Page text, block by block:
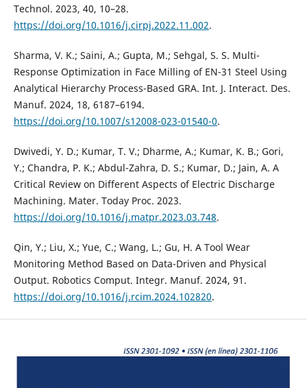
Technol. 2023, 40, 10–28.
https://doi.org/10.1016/j.cirpj.2022.11.002.
Sharma, V. K.; Saini, A.; Gupta, M.; Sehgal, S. S. Multi-
Response Optimization in Face Milling of EN-31 Steel Using
Analytical Hierarchy Process-Based GRA. Int. J. Interact. Des.
Manuf. 2024, 18, 6187–6194.
https://doi.org/10.1007/s12008-023-01540-0.
Dwivedi, Y. D.; Kumar, T. V.; Dharme, A.; Kumar, K. B.; Gori,
Y.; Chandra, P. K.; Abdul-Zahra, D. S.; Kumar, D.; Jain, A. A
Critical Review on Different Aspects of Electric Discharge
Machining. Mater. Today Proc. 2023.
https://doi.org/10.1016/j.matpr.2023.03.748.
Qin, Y.; Liu, X.; Yue, C.; Wang, L.; Gu, H. A Tool Wear
Monitoring Method Based on Data-Driven and Physical
Output. Robotics Comput. Integr. Manuf. 2024, 91.
https://doi.org/10.1016/j.rcim.2024.102820.